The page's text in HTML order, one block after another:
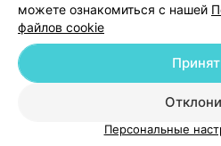
© 2026 ООО «Артокс Лаб», УНП
г. Минск, улица Толбухина,
Служба поддержки
можете ознакомиться с нашей
файлов cookie
Персональные